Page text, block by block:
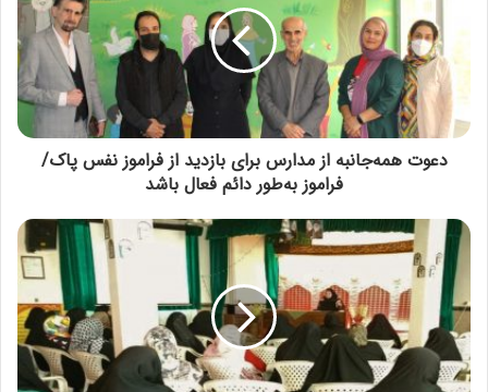
دعوت همه‌جانبه از مدارس برای بازدید از فراموز نفس پاک/
فراموز به‌طور دائم فعال باشد